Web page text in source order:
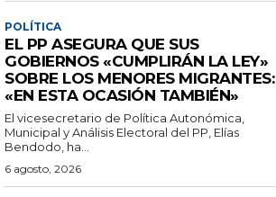
POLÍTICA
EL PP ASEGURA QUE SUS
GOBIERNOS «CUMPLIRÁN LA LEY»
SOBRE LOS MENORES MIGRANTES:
«EN ESTA OCASIÓN TAMBIÉN»
El vicesecretario de Política Autonómica,
Municipal y Análisis Electoral del PP, Elías
Bendodo, ha...
6 agosto, 2026